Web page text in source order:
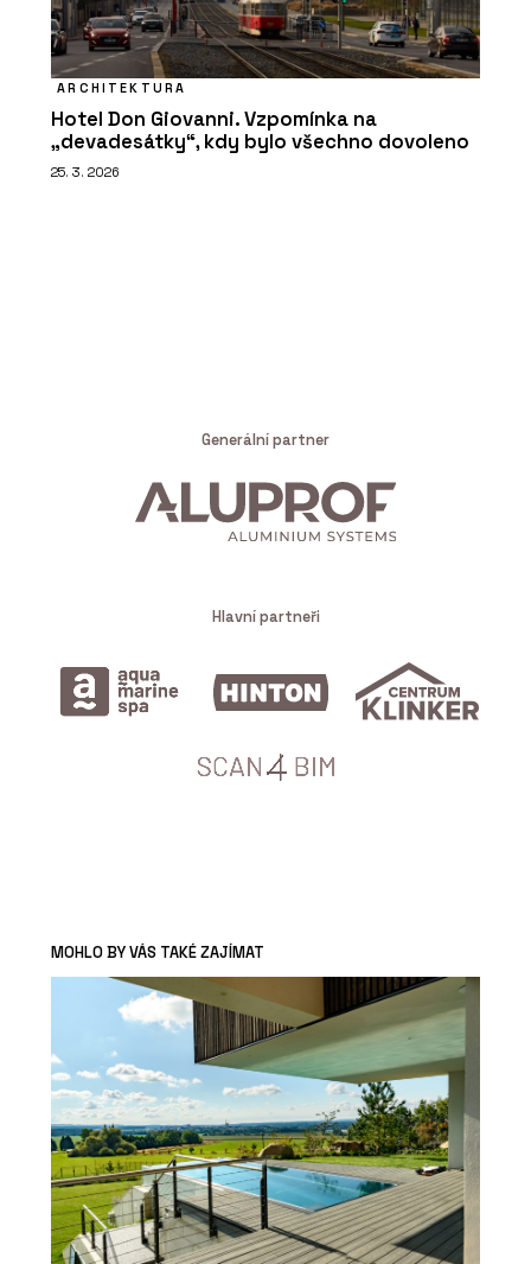
ARCHITEKTURA
Hotel Don Giovanni. Vzpomínka na
„devadesátky“, kdy bylo všechno dovoleno
25. 3. 2026
Generální partner
Hlavní partneři
MOHLO BY VÁS TAKÉ ZAJÍMAT